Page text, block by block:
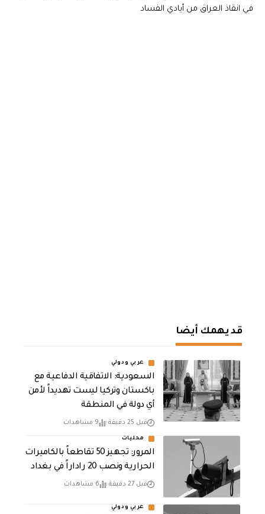
في انقاذ العراق من أيادي الفساد
قد يهمك أيضا
عربي ودولي
السعودية: الاتفاقية الدفاعية مع
باكستان وتركيا ليست تهديداً لأمن
أي دولة في المنطقة
قبل 25 دقيقة 9 مشاهدات
محليات
المرور: تجهيز 50 تقاطعاً بالكاميرات
الحرارية ونصب 20 راداراً في بغداد
قبل 27 دقيقة 6 مشاهدات
عربي ودولي